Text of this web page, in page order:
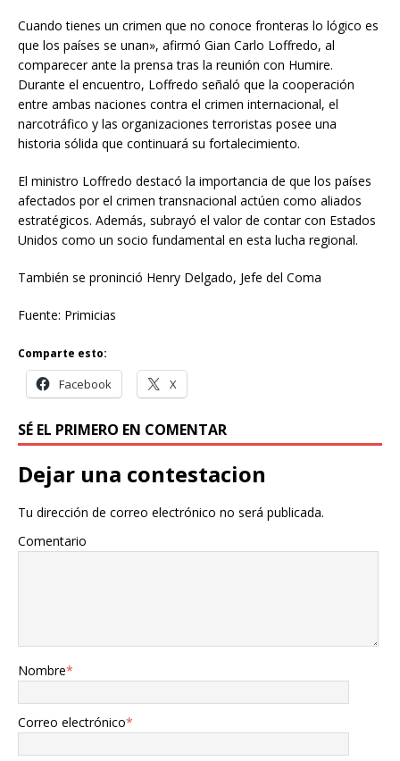
Cuando tienes un crimen que no conoce fronteras lo lógico es
que los países se unan», afirmó Gian Carlo Loffredo, al
comparecer ante la prensa tras la reunión con Humire.
Durante el encuentro, Loffredo señaló que la cooperación
entre ambas naciones contra el crimen internacional, el
narcotráfico y las organizaciones terroristas posee una
historia sólida que continuará su fortalecimiento.
El ministro Loffredo destacó la importancia de que los países
afectados por el crimen transnacional actúen como aliados
estratégicos. Además, subrayó el valor de contar con Estados
Unidos como un socio fundamental en esta lucha regional.
También se proninció Henry Delgado, Jefe del Coma
Fuente: Primicias
Comparte esto:
Facebook X
SÉ EL PRIMERO EN COMENTAR
Dejar una contestacion
Tu dirección de correo electrónico no será publicada.
Comentario
Nombre*
Correo electrónico*